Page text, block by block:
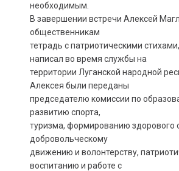
необходимым.
В завершении встречи Алексей
общественникам
тетрадь с патриотическими
написал во время службы на
территории Луганской народной
Алексея были переданы
председателю комиссии по
развитию спорта,
туризма, формированию здорового
добровольческому
движению и волонтерству,
воспитанию и работе с